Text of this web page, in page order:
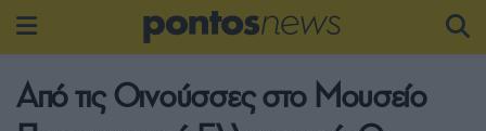
Από τις Οινούσσες στο Μουσείο